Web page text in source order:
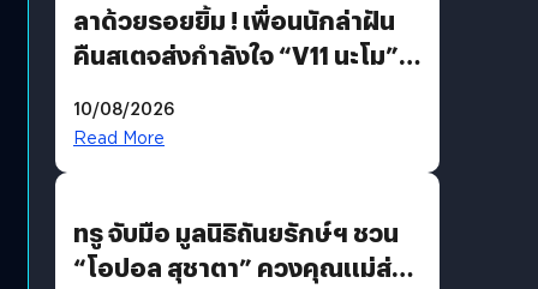
ลาด้วยรอยยิ้ม ! เพื่อนนักล่าฝัน
คืนสเตจส่งกำลังใจ “V11 นะโม”
รักแน่นฮอลล์
10/08/2026
Read More
ทรู จับมือ มูลนิธิถันยรักษ์ฯ ชวน
“โอปอล สุชาตา” ควงคุณแม่ส่ง